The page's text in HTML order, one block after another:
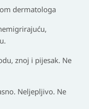
dermatologa
znoj i pijesak. Ne
Neljepljivo. Ne